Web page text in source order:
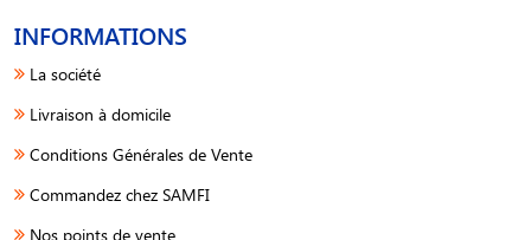
INFORMATIONS
La société
Livraison à domicile
Conditions Générales de Vente
Commandez chez SAMFI
Nos points de vente